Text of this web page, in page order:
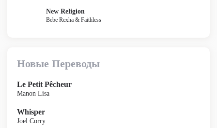
New Religion
Bebe Rexha & Faithless
Новые Переводы
Le Petit Pêcheur
Manon Lisa
Whisper
Joel Corry